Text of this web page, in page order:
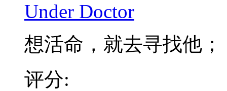
Under Doctor
想活命，就去寻找他；
评分: